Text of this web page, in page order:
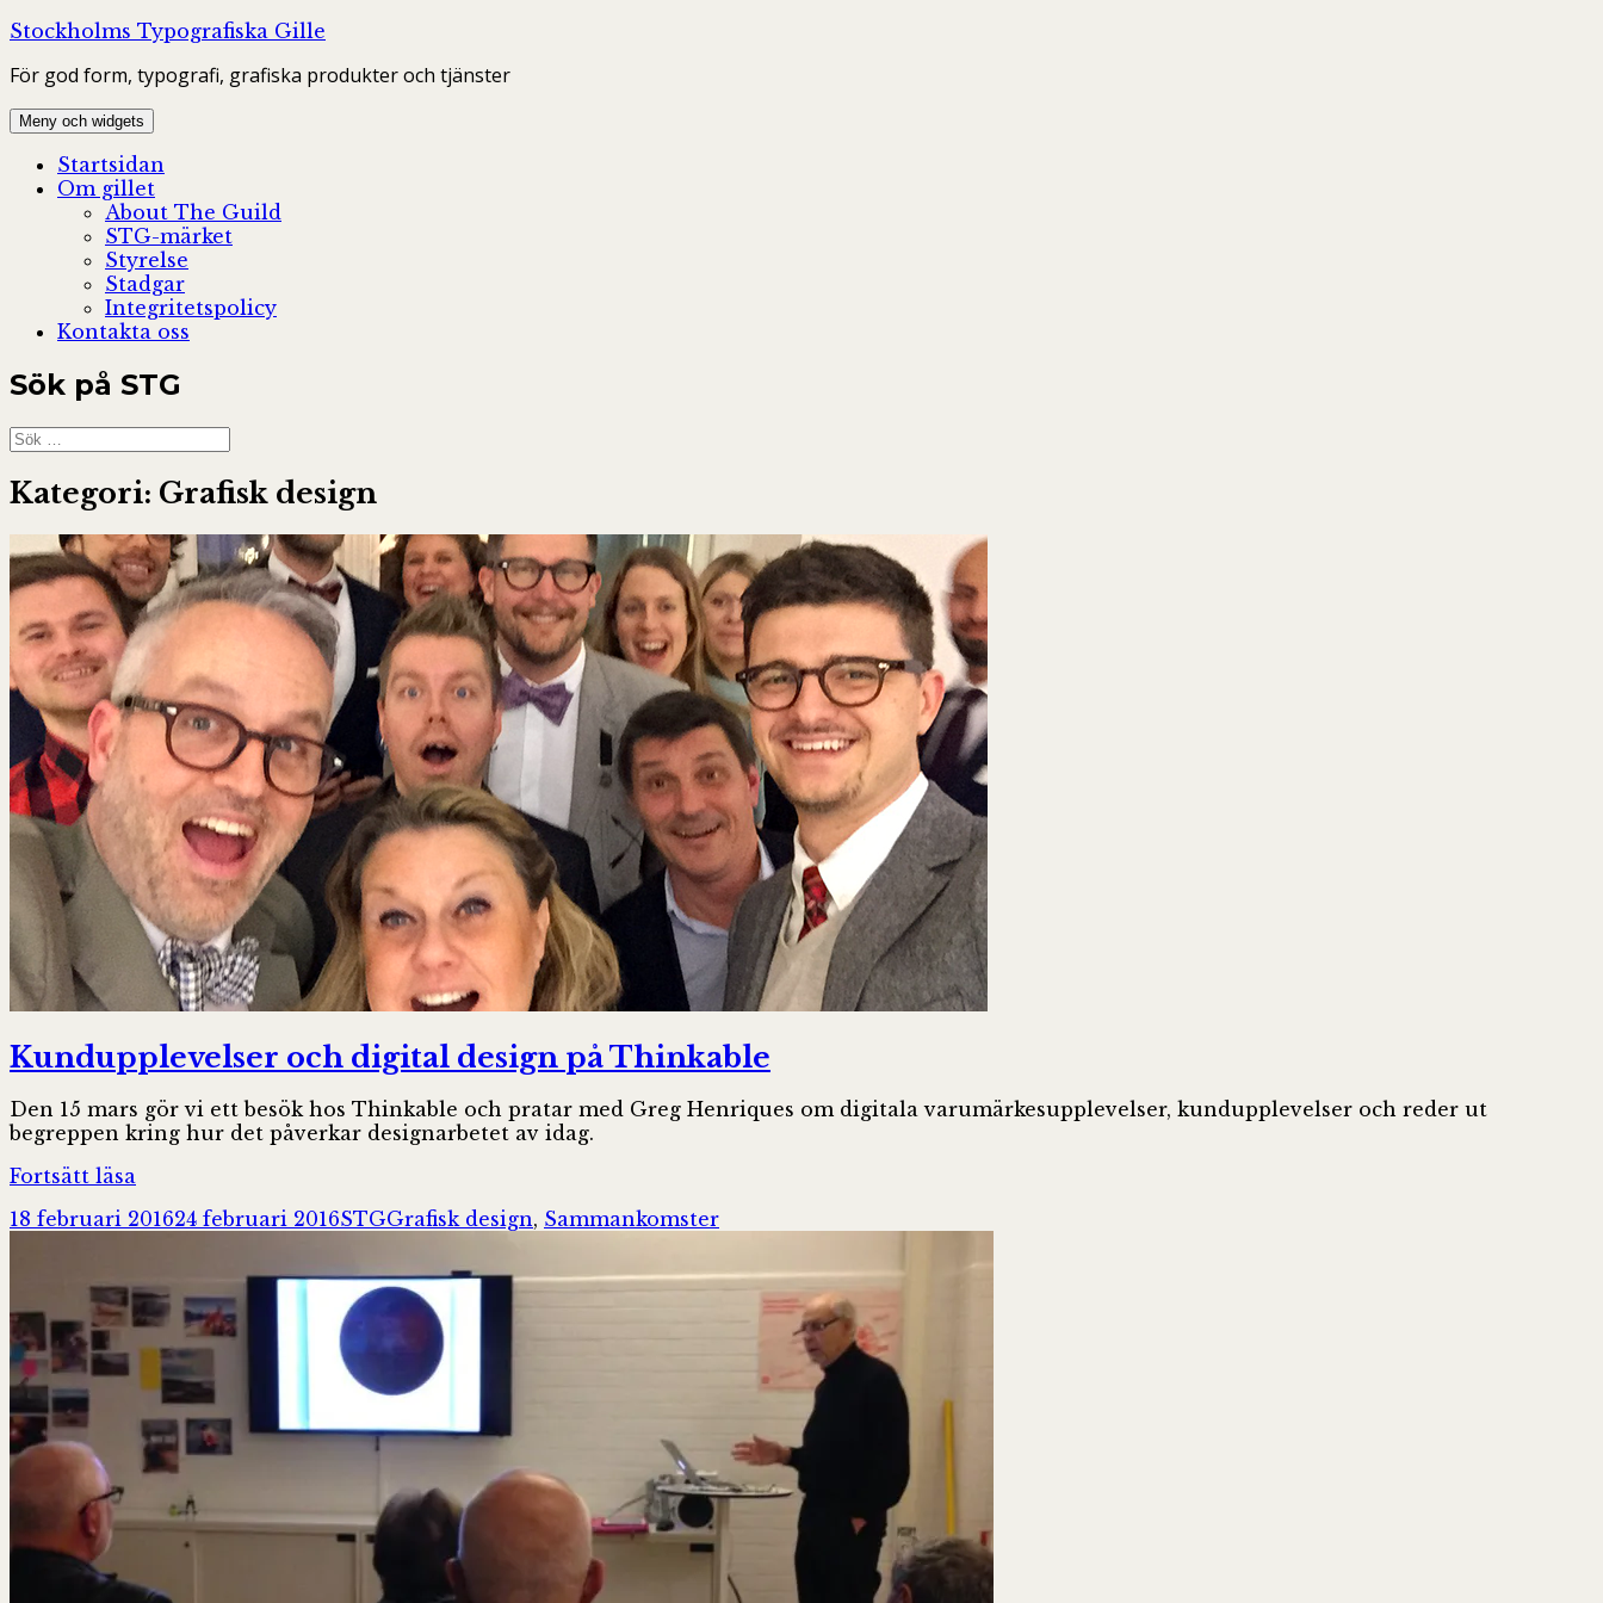
Hoppa
innehåll
Stockholms Typografiska Gille
För god form, typografi, grafiska produkter och tjänster
Meny och widgets
Startsidan
Om gillet
About The Guild
STG-märket
Styrelse
Stadgar
Integritetspolicy
Kontakta oss
Sök på STG
Sök
efter:
Kategori: Grafisk design
Kundupplevelser och digital design på Thinkable
Den 15 mars gör vi ett besök hos Thinkable och pratar med Greg Henriques om digitala varumärkesupplevelser, kundupplevelser och reder ut
begreppen kring hur det påverkar designarbetet av idag.
Fortsätt läsa
digital
Thinkable
Postat
18 februari 201624 februari 2016Författare
STGKategorier
Grafisk design, Sammankomster